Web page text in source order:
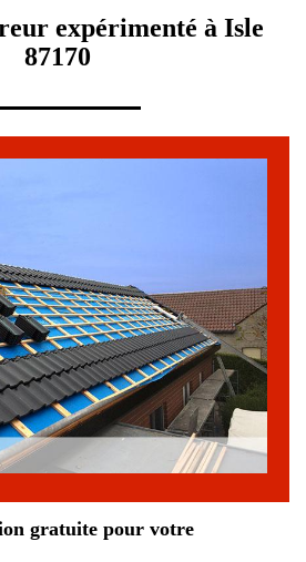
expérimenté à Isle
87170
gratuite pour votre